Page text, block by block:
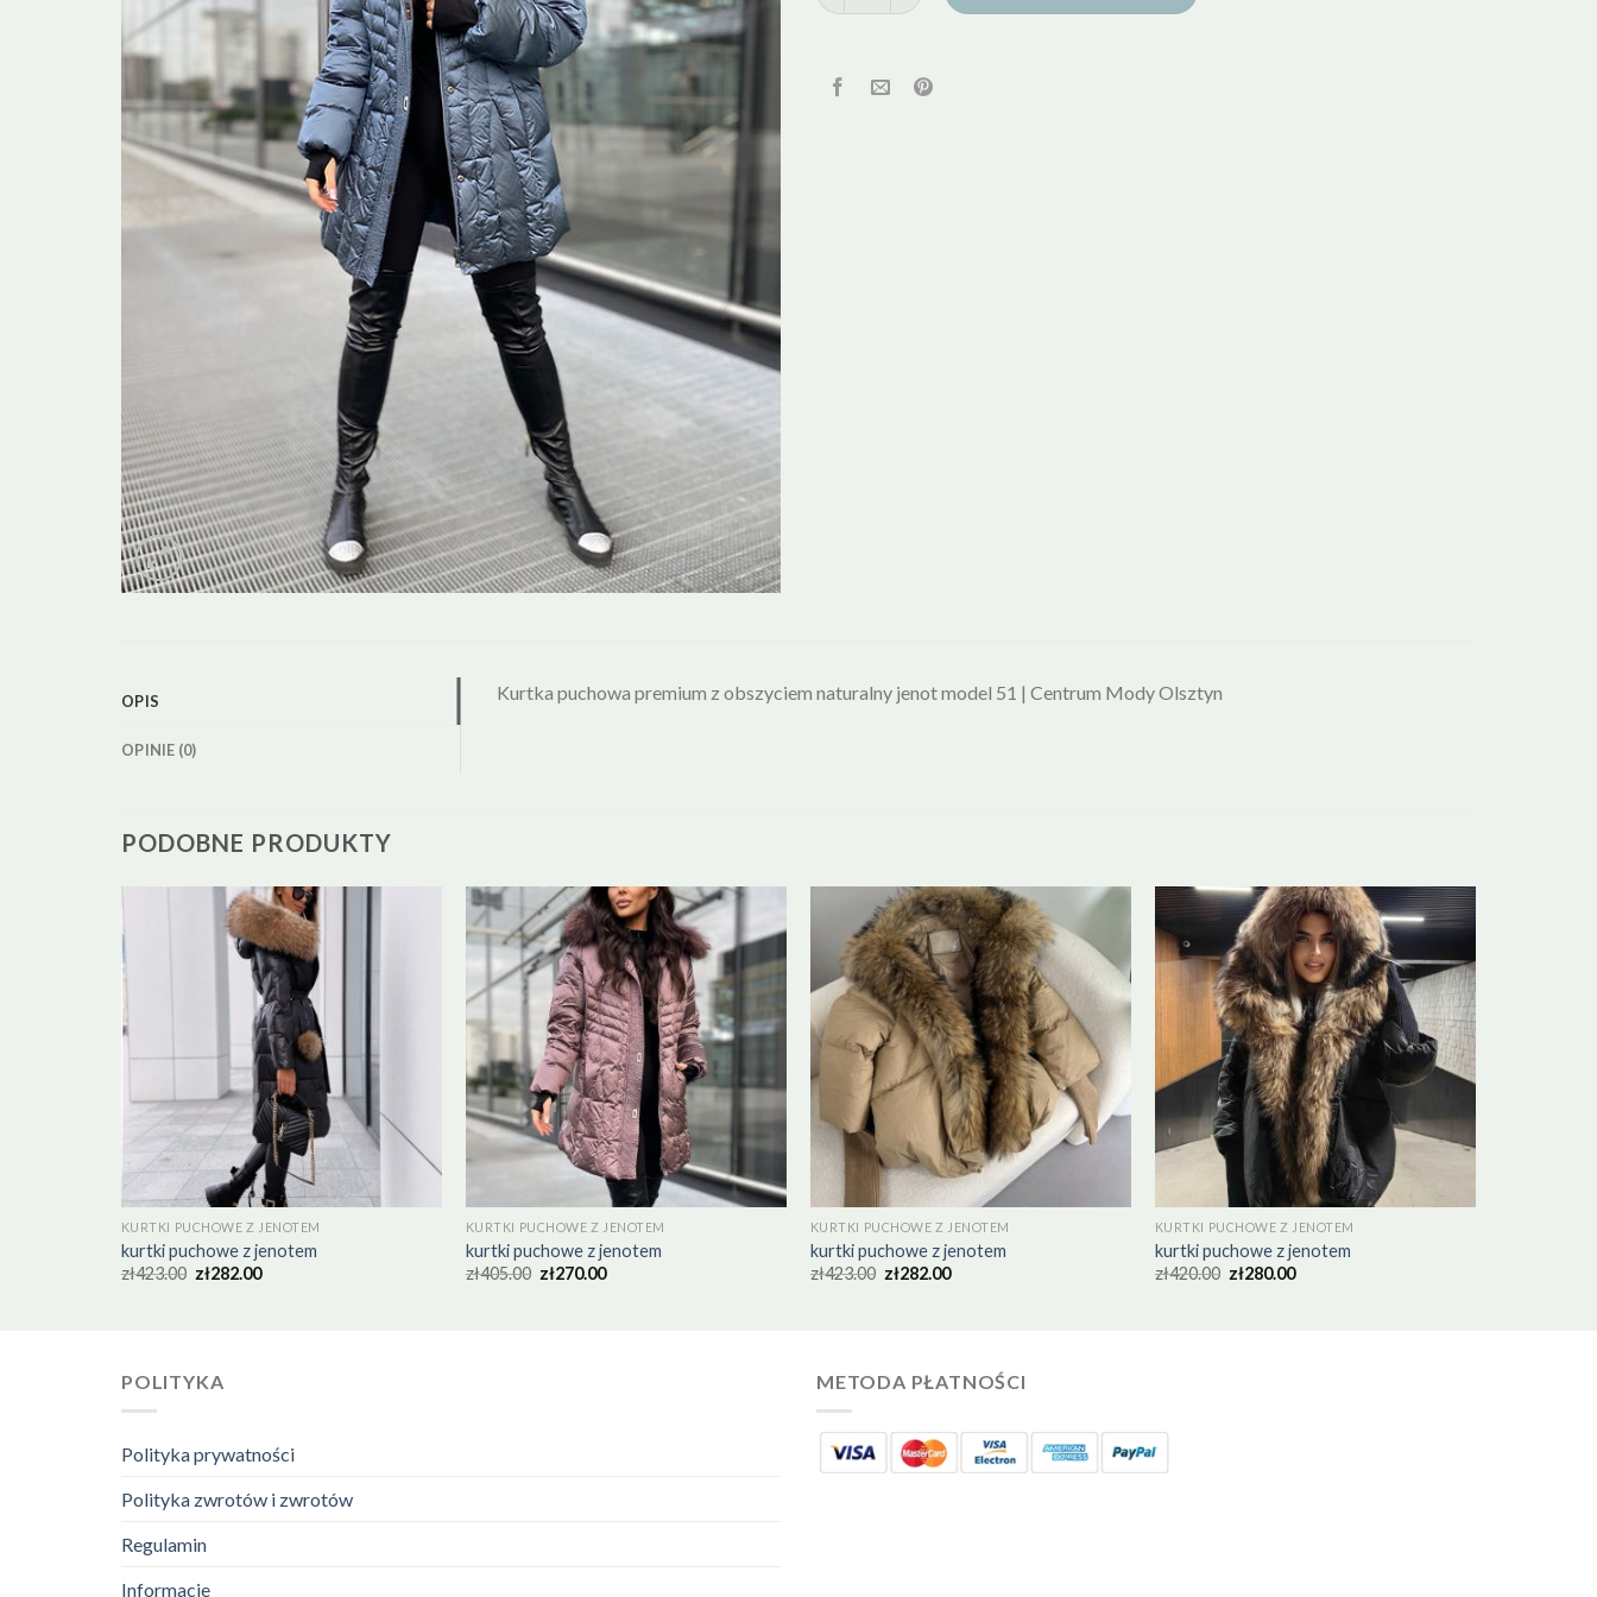
OPIS
OPINIE (0)
Kurtka puchowa premium z obszyciem naturalny jenot model 51 | Centrum Mody Olsztyn
PODOBNE PRODUKTY
KURTKI PUCHOWE Z JENOTEM
kurtki puchowe z jenotem
zł423.00 zł282.00
KURTKI PUCHOWE Z JENOTEM
kurtki puchowe z jenotem
zł405.00 zł270.00
KURTKI PUCHOWE Z JENOTEM
kurtki puchowe z jenotem
zł423.00 zł282.00
KURTKI PUCHOWE Z JENOTEM
kurtki puchowe z jenotem
zł420.00 zł280.00
POLITYKA
Polityka prywatności
Polityka zwrotów i zwrotów
Regulamin
Informacje
METODA PŁATNOŚCI